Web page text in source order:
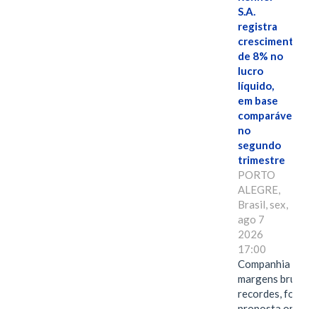
S.A.
registra
crescimento
de 8% no
lucro
líquido,
em base
comparável,
no
segundo
trimestre
PORTO
ALEGRE,
Brasil, sex,
ago 7
2026
17:00
Companhia
margens brutas
recordes,